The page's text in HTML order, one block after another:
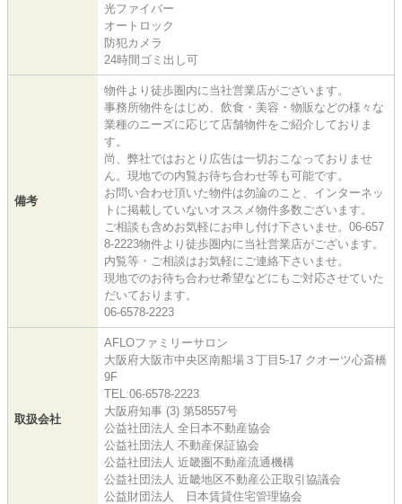
光ファイバー
オートロック
防犯カメラ
24時間ゴミ出し可
備考
物件より徒歩圏内に当社営業店がございます。
事務所物件をはじめ、飲食・美容・物販などの様々な
業種のニーズに応じて店舗物件をご紹介しておりま
す。
尚、弊社ではおとり広告は一切おこなっておりませ
ん。現地での内覧お待ち合わせ等も可能です。
お問い合わせ頂いた物件は勿論のこと、インターネッ
トに掲載していないオススメ物件多数ございます。
ご相談も含めお気軽にお申し付け下さいませ。06-657
8-2223物件より徒歩圏内に当社営業店がございます。
内覧等・ご相談はお気軽にご連絡下さいませ。
現地でのお待ち合わせ希望などにもご対応させていた
だいております。
06-6578-2223
取扱会社
AFLOファミリーサロン
大阪府大阪市中央区南船場３丁目5-17 クオーツ心斎橋
9F
TEL:06-6578-2223
大阪府知事 (3) 第58557号
公益社団法人 全日本不動産協会
公益社団法人 不動産保証協会
公益社団法人 近畿圏不動産流通機構
公益社団法人 近畿地区不動産公正取引協議会
公益財団法人 日本賃貸住宅管理協会